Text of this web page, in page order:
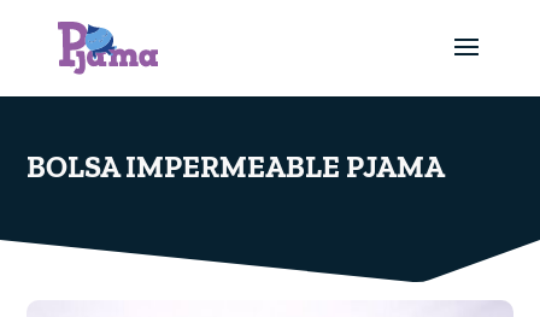
BOLSA IMPERMEABLE PJAMA